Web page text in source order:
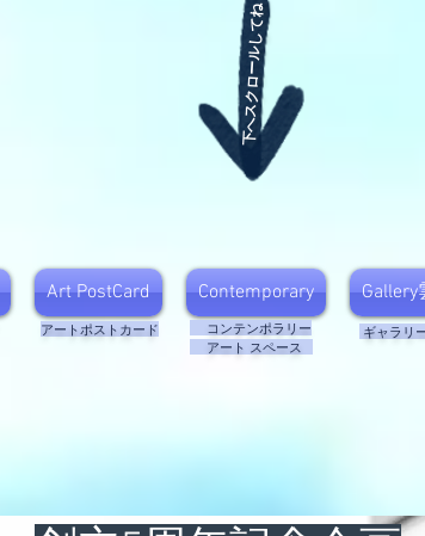
下へスクロールしてね
Art PostCard Contemporary Gallery
​アートポストカード
​ コンテンポラリー
アート スペース
ギャラリ